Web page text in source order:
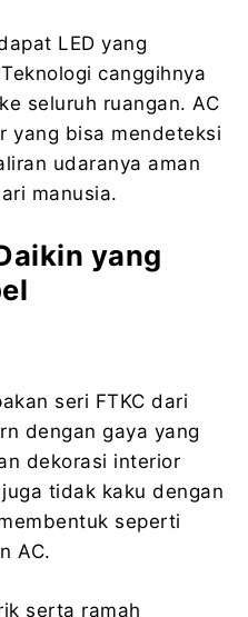
LED yang
canggihnya
ke seluruh ruangan. AC
yang bisa mendeteksi
udaranya aman
manusia.
yang
seri FTKC dari
dengan gaya yang
dekorasi interior
tidak kaku dengan
seperti
AC.
serta ramah